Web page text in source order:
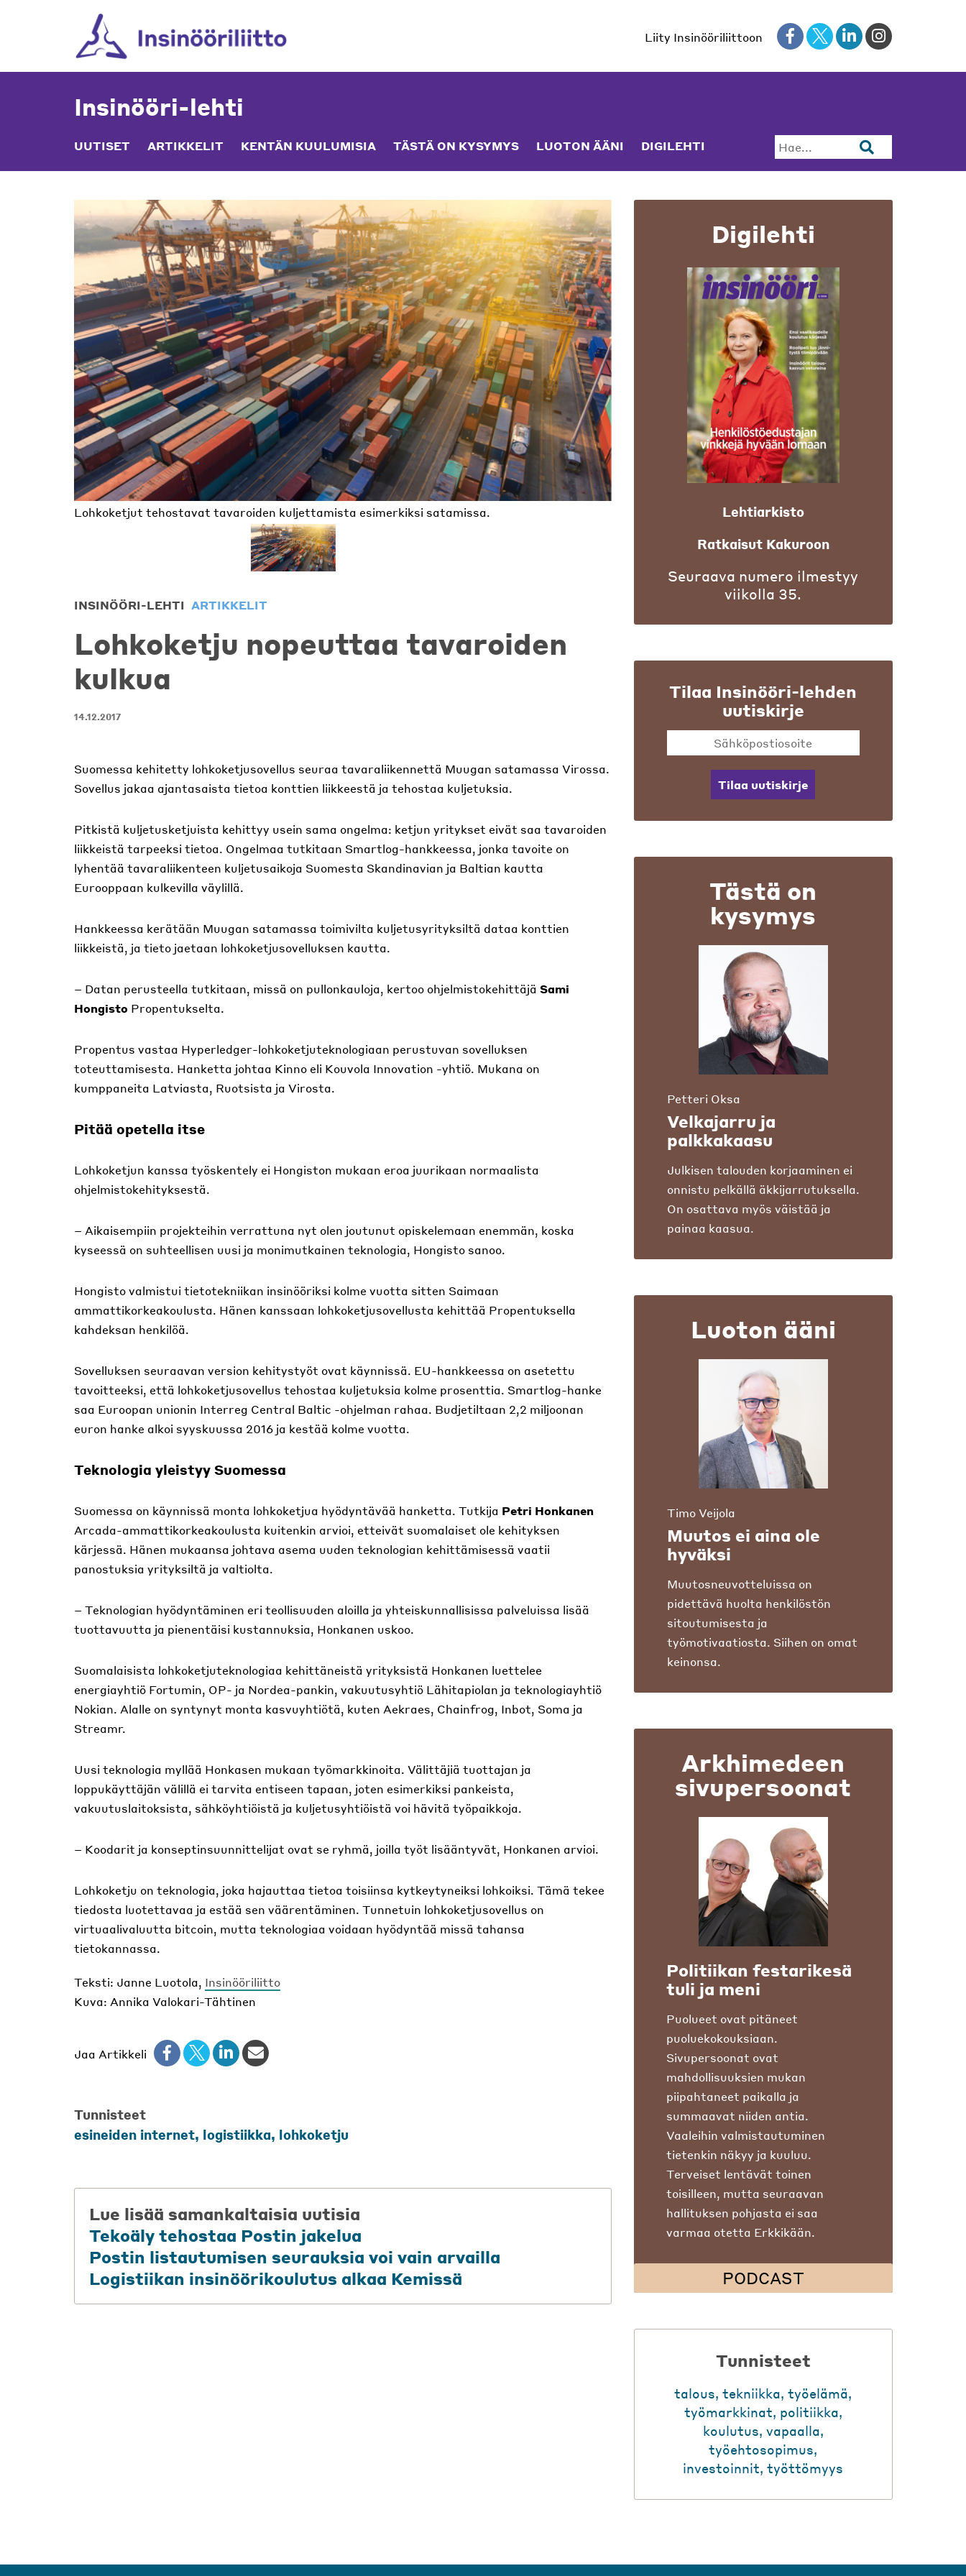
Liity Insinööriliittoon
Insinööri-lehti
UUTISET ARTIKKELIT KENTÄN KUULUMISIA TÄSTÄ ON KYSYMYS LUOTON ÄÄNI DIGILEHTI Hae...
Lohkoketjut tehostavat tavaroiden kuljettamista esimerkiksi satamissa.
Sami Hongiston työnteko on samalla uuden opettelua.
INSINÖÖRI-LEHTI ARTIKKELIT
Lohkoketju nopeuttaa tavaroiden
kulkua
14.12.2017
Suomessa kehitetty lohkoketjusovellus seuraa tavaraliikennettä Muugan satamassa Virossa.
Sovellus jakaa ajantasaista tietoa konttien liikkeestä ja tehostaa kuljetuksia.
Pitkistä kuljetusketjuista kehittyy usein sama ongelma: ketjun yritykset eivät saa tavaroiden
liikkeistä tarpeeksi tietoa. Ongelmaa tutkitaan Smartlog-hankkeessa, jonka tavoite on
lyhentää tavaraliikenteen kuljetusaikoja Suomesta Skandinavian ja Baltian kautta
Eurooppaan kulkevilla väylillä.
Hankkeessa kerätään Muugan satamassa toimivilta kuljetusyrityksiltä dataa konttien
liikkeistä, ja tieto jaetaan lohkoketjusovelluksen kautta.
– Datan perusteella tutkitaan, missä on pullonkauloja, kertoo ohjelmistokehittäjä Sami
Hongisto Propentukselta.
Propentus vastaa Hyperledger-lohkoketjuteknologiaan perustuvan sovelluksen
toteuttamisesta. Hanketta johtaa Kinno eli Kouvola Innovation -yhtiö. Mukana on
kumppaneita Latviasta, Ruotsista ja Virosta.
Pitää opetella itse
Lohkoketjun kanssa työskentely ei Hongiston mukaan eroa juurikaan normaalista
ohjelmistokehityksestä.
– Aikaisempiin projekteihin verrattuna nyt olen joutunut opiskelemaan enemmän, koska
kyseessä on suhteellisen uusi ja monimutkainen teknologia, Hongisto sanoo.
Hongisto valmistui tietotekniikan insinööriksi kolme vuotta sitten Saimaan
ammattikorkeakoulusta. Hänen kanssaan lohkoketjusovellusta kehittää Propentuksella
kahdeksan henkilöä.
Sovelluksen seuraavan version kehitystyöt ovat käynnissä. EU-hankkeessa on asetettu
tavoitteeksi, että lohkoketjusovellus tehostaa kuljetuksia kolme prosenttia. Smartlog-hanke
saa Euroopan unionin Interreg Central Baltic -ohjelman rahaa. Budjetiltaan 2,2 miljoonan
euron hanke alkoi syyskuussa 2016 ja kestää kolme vuotta.
Teknologia yleistyy Suomessa
Suomessa on käynnissä monta lohkoketjua hyödyntävää hanketta. Tutkija Petri Honkanen
Arcada-ammattikorkeakoulusta kuitenkin arvioi, etteivät suomalaiset ole kehityksen
kärjessä. Hänen mukaansa johtava asema uuden teknologian kehittämisessä vaatii
panostuksia yrityksiltä ja valtiolta.
– Teknologian hyödyntäminen eri teollisuuden aloilla ja yhteiskunnallisissa palveluissa lisää
tuottavuutta ja pienentäisi kustannuksia, Honkanen uskoo.
Suomalaisista lohkoketjuteknologiaa kehittäneistä yrityksistä Honkanen luettelee
energiayhtiö Fortumin, OP- ja Nordea-pankin, vakuutusyhtiö Lähitapiolan ja teknologiayhtiö
Nokian. Alalle on syntynyt monta kasvuyhtiötä, kuten Aekraes, Chainfrog, Inbot, Soma ja
Streamr.
Uusi teknologia myllää Honkasen mukaan työmarkkinoita. Välittäjiä tuottajan ja
loppukäyttäjän välillä ei tarvita entiseen tapaan, joten esimerkiksi pankeista,
vakuutuslaitoksista, sähköyhtiöistä ja kuljetusyhtiöistä voi hävitä työpaikkoja.
– Koodarit ja konseptinsuunnittelijat ovat se ryhmä, joilla työt lisääntyvät, Honkanen arvioi.
Lohkoketju on teknologia, joka hajauttaa tietoa toisiinsa kytkeytyneiksi lohkoiksi. Tämä tekee
tiedosta luotettavaa ja estää sen väärentäminen. Tunnetuin lohkoketjusovellus on
virtuaalivaluutta bitcoin, mutta teknologiaa voidaan hyödyntää missä tahansa
tietokannassa.
Teksti: Janne Luotola, Insinööriliitto
Kuva: Annika Valokari-Tähtinen
Jaa Artikkeli
Tunnisteet
esineiden internet, logistiikka, lohkoketju
Lue lisää samankaltaisia uutisia
Tekoäly tehostaa Postin jakelua
Postin listautumisen seurauksia voi vain arvailla
Logistiikan insinöörikoulutus alkaa Kemissä
Digilehti
Lehtiarkisto
Ratkaisut Kakuroon
Seuraava numero ilmestyy
viikolla 35.
Tilaa Insinööri-lehden
uutiskirje
Tilaa uutiskirje
Tästä on
kysymys
Petteri Oksa
Velkajarru ja
palkkakaasu
Julkisen talouden korjaaminen ei
onnistu pelkällä äkkijarrutuksella.
On osattava myös väistää ja
painaa kaasua.
Luoton ääni
Timo Veijola
Muutos ei aina ole
hyväksi
Muutosneuvotteluissa on
pidettävä huolta henkilöstön
sitoutumisesta ja
työmotivaatiosta. Siihen on omat
keinonsa.
Arkhimedeen
sivupersoonat
Politiikan festarikesä
tuli ja meni
Puolueet ovat pitäneet
puoluekokouksiaan.
Sivupersoonat ovat
mahdollisuuksien mukan
piipahtaneet paikalla ja
summaavat niiden antia.
Vaaleihin valmistautuminen
tietenkin näkyy ja kuuluu.
Terveiset lentävät toinen
toisilleen, mutta seuraavan
hallituksen pohjasta ei saa
varmaa otetta Erkkikään.
PODCAST
Tunnisteet
talous,tekniikka,työelämä,
työmarkkinat, politiikka,
koulutus, vapaalla,
työehtosopimus,
investoinnit,työttömyys